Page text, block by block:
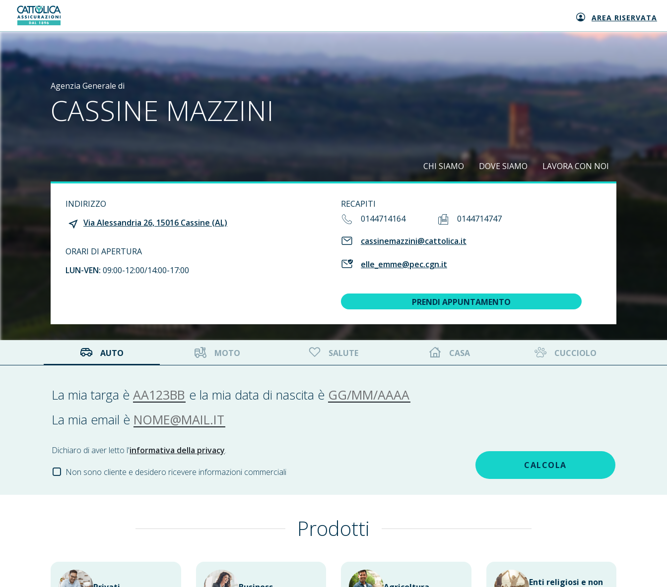
Generali logo AREA RISERVATA
Agenzia Generale di
CASSINE MAZZINI
CHI SIAMO DOVE SIAMO LAVORA CON NOI
INDIRIZZO
Via Alessandria 26, 15016 Cassine (AL)
ORARI DI APERTURA
LUN-VEN: 09:00-12:00/14:00-17:00
RECAPITI
0144714164
0144714747
cassinemazzini@cattolica.it
elle_emme@pec.cgn.it
PRENDI APPUNTAMENTO
AUTO MOTO SALUTE CASA CUCCIOLO
La mia targa èAA123BB e la mia data di nascita èGG/MM/AAAA
La mia email èNOME@MAIL.IT
Dichiaro di aver letto l'informativa della privacy.
Non sono cliente e desidero ricevere informazioni commerciali
CALCOLA
Prodotti
Enti religiosi e non